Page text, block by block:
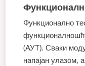
Функционално
(АУТ). Сваки
напајан улазом,